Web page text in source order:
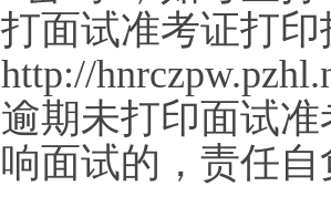
打面试准考证打
http://
逾期未打印面试
响面试的，责任自